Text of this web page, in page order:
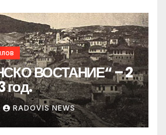
ВОСТАНИЕ“ – 2
год.
RADOVIS NEWS